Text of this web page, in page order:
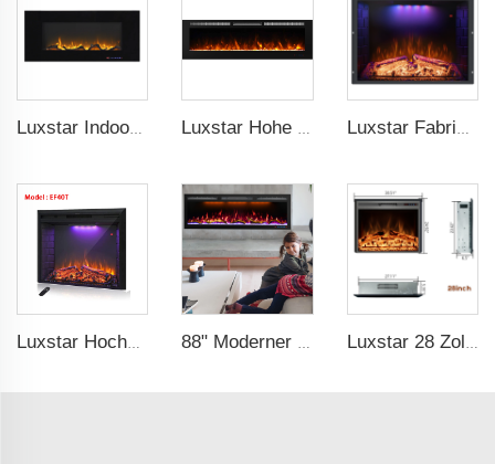
Luxstar Hochwertige LED-Elektrische Kaminschacht-Einbauten, 40 Zoll Haushaltskaminheizer mit Klang und Heizer für Innenräume. 88" Moderner Elektrischer Kamin Heizung Dekoration Realistische Flamme Kombinationen mit Thermostat Elektrischer Kamin im Innenbereich Luxstar 28 Zoll Hochwertiger Elektrischer Kaminschacht-Einbau mit Fernbedienung